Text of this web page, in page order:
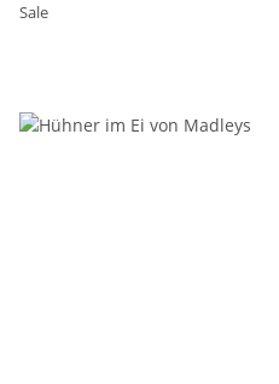
Sale